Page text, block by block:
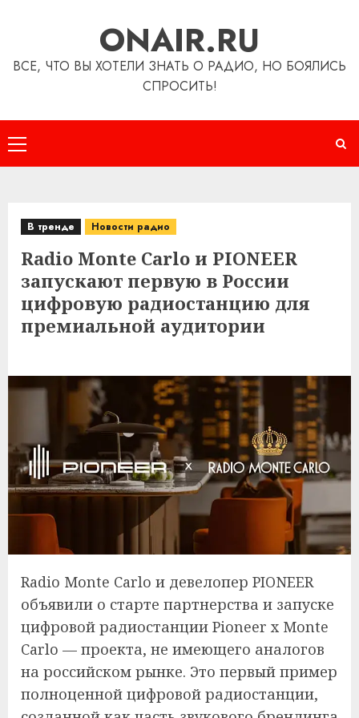
ONAIR.RU
ВСЕ, ЧТО ВЫ ХОТЕЛИ ЗНАТЬ О РАДИО, НО БОЯЛИСЬ
СПРОСИТЬ!
Основное
меню
В тренде Новости радио
Radio Monte Carlo и PIONEER
запускают первую в России
цифровую радиостанцию для
премиальной аудитории
Radio Monte Carlo и девелопер PIONEER
объявили о старте партнерства и запуске
цифровой радиостанции Pioneer x Monte
Carlo — проекта, не имеющего аналогов
на российском рынке. Это первый пример
полноценной цифровой радиостанции,